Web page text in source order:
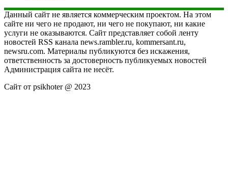
Данный сайт не является коммерческим проектом. На этом
сайте ни чего не продают, ни чего не покупают, ни какие
услуги не оказываются. Сайт представляет собой ленту
новостей RSS канала news.rambler.ru, kommersant.ru,
newsru.com. Материалы публикуются без искажения,
ответственность за достоверность публикуемых новостей
Администрация сайта не несёт.
Сайт от psikhoter @ 2023